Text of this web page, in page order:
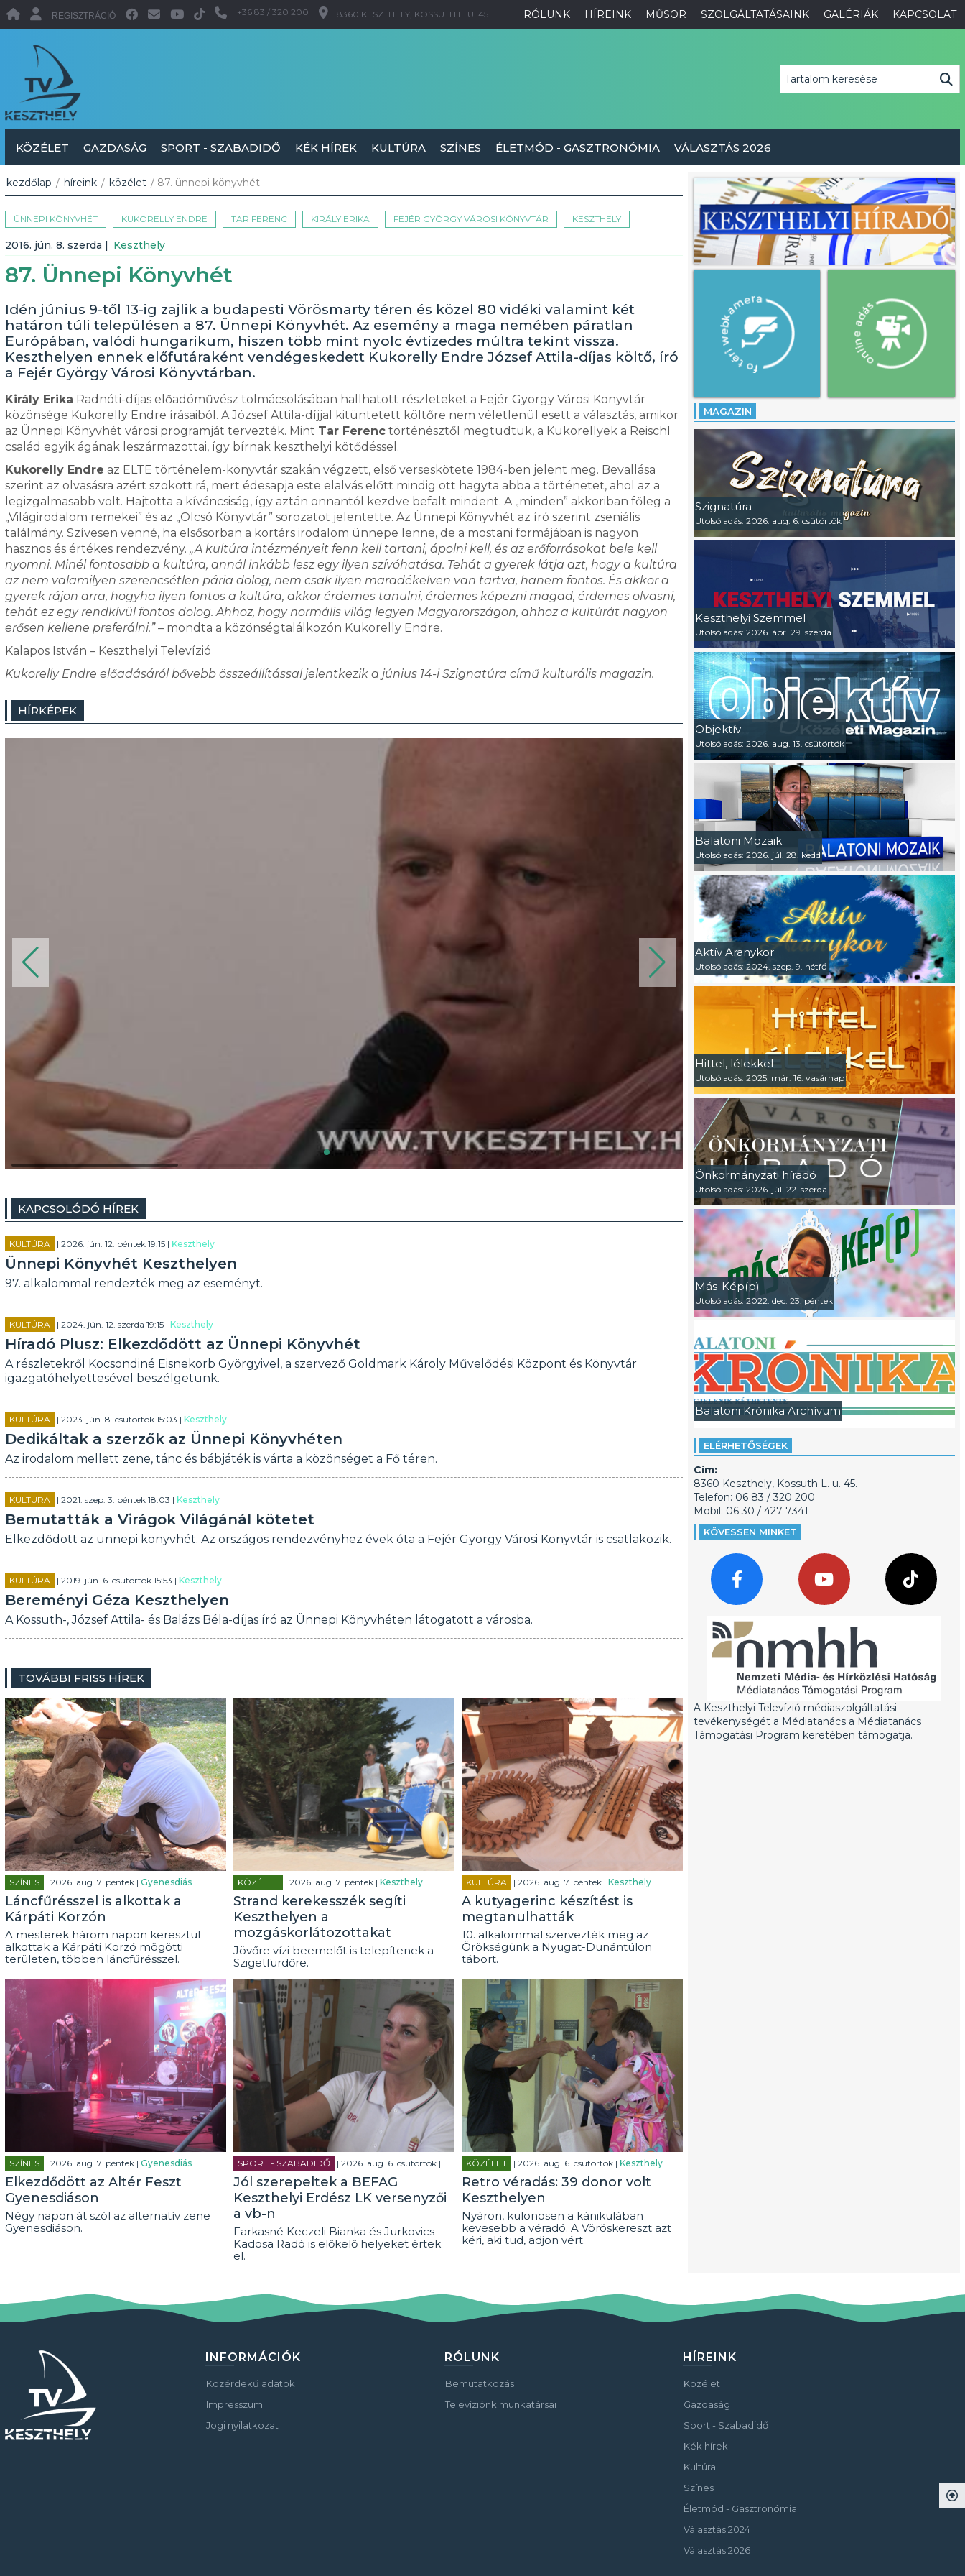
RÓLUNK HÍREINK MŰSOR SZOLGÁLTATÁSAINK GALÉRIÁK KAPCSOLAT
REGISZTRÁCIÓ +36 83 / 320 200 8360 KESZTHELY, KOSSUTH L. U. 45.
KÖZÉLET GAZDASÁG SPORT - SZABADIDŐ KÉK HÍREK KULTÚRA SZÍNES ÉLETMÓD - GASZTRONÓMIA VÁLASZTÁS 2026
kezdőlap / híreink / közélet / 87. ünnepi könyvhét
ÜNNEPI KÖNYVHÉT KUKORELLY ENDRE TAR FERENC KIRÁLY ERIKA FEJÉR GYÖRGY VÁROSI KÖNYVTÁR KESZTHELY
2016. jún. 8. szerda | Keszthely
87. Ünnepi Könyvhét
Idén június 9-től 13-ig zajlik a budapesti Vörösmarty téren és közel 80 vidéki valamint két
határon túli településen a 87. Ünnepi Könyvhét. Az esemény a maga nemében páratlan
Európában, valódi hungarikum, hiszen több mint nyolc évtizedes múltra tekint vissza.
Keszthelyen ennek előfutáraként vendégeskedett Kukorelly Endre József Attila-díjas költő, író
a Fejér György Városi Könyvtárban.
Király Erika Radnóti-díjas előadóművész tolmácsolásában hallhatott részleteket a Fejér György Városi Könyvtár
közönsége Kukorelly Endre írásaiból. A József Attila-díjjal kitüntetett költőre nem véletlenül esett a választás, amikor
az Ünnepi Könyvhét városi programját tervezték. Mint Tar Ferenctörténésztől megtudtuk, a Kukorellyek a Reischl
család egyik ágának leszármazottai, így bírnak keszthelyi kötődéssel.
Kukorelly Endre az ELTE történelem-könyvtár szakán végzett, első verseskötete 1984-ben jelent meg. Bevallása
szerint az olvasásra azért szokott rá, mert édesapja este elalvás előtt mindig ott hagyta abba a történetet, ahol az a
legizgalmasabb volt. Hajtotta a kíváncsiság, így aztán onnantól kezdve befalt mindent. A „minden” akkoriban főleg a
„Világirodalom remekei” és az „Olcsó Könyvtár” sorozatot jelentette. Az Ünnepi Könyvhét az író szerint zseniális
találmány. Szívesen venné, ha elsősorban a kortárs irodalom ünnepe lenne, de a mostani formájában is nagyon
hasznos és értékes rendezvény. „A kultúra intézményeit fenn kell tartani, ápolni kell, és az erőforrásokat bele kell
nyomni. Minél fontosabb a kultúra, annál inkább lesz egy ilyen szívóhatása. Tehát a gyerek látja azt, hogy a kultúra
az nem valamilyen szerencsétlen pária dolog, nem csak ilyen maradékelven van tartva, hanem fontos. És akkor a
gyerek rájön arra, hogyha ilyen fontos a kultúra, akkor érdemes tanulni, érdemes képezni magad, érdemes olvasni,
tehát ez egy rendkívül fontos dolog. Ahhoz, hogy normális világ legyen Magyarországon, ahhoz a kultúrát nagyon
erősen kellene preferálni.”– mondta a közönségtalálkozón Kukorelly Endre.
Kalapos István – Keszthelyi Televízió
Kukorelly Endre előadásáról bővebb összeállítással jelentkezik a június 14-i Szignatúra című kulturális magazin.
HÍRKÉPEK
KAPCSOLÓDÓ HÍREK
KULTÚRA | 2026. jún. 12. péntek 19:15 | Keszthely
Ünnepi Könyvhét Keszthelyen
97. alkalommal rendezték meg az eseményt.
KULTÚRA | 2024. jún. 12. szerda 19:15 | Keszthely
Híradó Plusz: Elkezdődött az Ünnepi Könyvhét
A részletekről Kocsondiné Eisnekorb Györgyivel, a szervező Goldmark Károly Művelődési Központ és Könyvtár
igazgatóhelyettesével beszélgetünk.
KULTÚRA | 2023. jún. 8. csütörtök 15:03 | Keszthely
Dedikáltak a szerzők az Ünnepi Könyvhéten
Az irodalom mellett zene, tánc és bábjáték is várta a közönséget a Fő téren.
KULTÚRA | 2021. szep. 3. péntek 18:03 | Keszthely
Bemutatták a Virágok Világánál kötetet
Elkezdődött az ünnepi könyvhét. Az országos rendezvényhez évek óta a Fejér György Városi Könyvtár is csatlakozik.
KULTÚRA | 2019. jún. 6. csütörtök 15:53 | Keszthely
Bereményi Géza Keszthelyen
A Kossuth-, József Attila- és Balázs Béla-díjas író az Ünnepi Könyvhéten látogatott a városba.
TOVÁBBI FRISS HÍREK
SZÍNES | 2026. aug. 7. péntek | Gyenesdiás
Láncfűrésszel is alkottak a
Kárpáti Korzón
A mesterek három napon keresztül
alkottak a Kárpáti Korzó mögötti
területen, többen láncfűrésszel.
KÖZÉLET | 2026. aug. 7. péntek | Keszthely
Strand kerekesszék segíti
Keszthelyen a
mozgáskorlátozottakat
Jövőre vízi beemelőt is telepítenek a
Szigetfürdőre.
KULTÚRA | 2026. aug. 7. péntek | Keszthely
A kutyagerinc készítést is
megtanulhatták
10. alkalommal szervezték meg az
Örökségünk a Nyugat-Dunántúlon
tábort.
SZÍNES | 2026. aug. 7. péntek | Gyenesdiás
Elkezdődött az Altér Feszt
Gyenesdiáson
Négy napon át szól az alternatív zene
Gyenesdiáson.
SPORT - SZABADIDŐ | 2026. aug. 6. csütörtök |
Jól szerepeltek a BEFAG
Keszthelyi Erdész LK versenyzői
a vb-n
Farkasné Keczeli Bianka és Jurkovics
Kadosa Radó is előkelő helyeket értek
el.
KÖZÉLET | 2026. aug. 6. csütörtök | Keszthely
Retro véradás: 39 donor volt
Keszthelyen
Nyáron, különösen a kánikulában
kevesebb a véradó. A Vöröskereszt azt
kéri, aki tud, adjon vért.
MAGAZIN
Szignatúra
Utolsó adás: 2026. aug. 6. csütörtök
Keszthelyi Szemmel
Utolsó adás: 2026. ápr. 29. szerda
Objektív
Utolsó adás: 2026. aug. 13. csütörtök
Balatoni Mozaik
Utolsó adás: 2026. júl. 28. kedd
Aktív Aranykor
Utolsó adás: 2024. szep. 9. hétfő
Hittel, lélekkel
Utolsó adás: 2025. már. 16. vasárnap
Önkormányzati híradó
Utolsó adás: 2026. júl. 22. szerda
Más-Kép(p)
Utolsó adás: 2022. dec. 23. péntek
Balatoni Krónika Archívum
ELÉRHETŐSÉGEK
Cím:
8360 Keszthely, Kossuth L. u. 45.
Telefon: 06 83 / 320 200
Mobil: 06 30 / 427 7341
KÖVESSEN MINKET
A Keszthelyi Televízió médiaszolgáltatási
tevékenységét a Médiatanács a Médiatanács
Támogatási Program keretében támogatja.
INFORMÁCIÓK
Közérdekű adatok
Impresszum
Jogi nyilatkozat
RÓLUNK
Bemutatkozás
Televíziónk munkatársai
HÍREINK
Közélet
Gazdaság
Sport - Szabadidő
Kék hírek
Kultúra
Színes
Életmód - Gasztronómia
Választás 2024
Választás 2026